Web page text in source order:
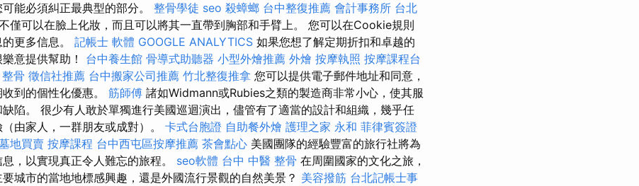
能必須糾正最典型的部分。 整骨學徒 seo 殺蟑螂 台中整復推薦 會計事務所 台北
僅可以在臉上化妝，而且可以將其一直帶到胸部和手臂上。 您可以在Cookie規則
更多信息。 記帳士 軟體 GOOGLE ANALYTICS 如果您想了解定期折扣和卓越的
意提供幫助！ 台中養生館 骨導式助聽器 小型外燴推薦 外燴 按摩執照 按摩課程台
骨 徵信社推薦 台中搬家公司推薦 竹北整復推拿 您可以提供電子郵件地址和同意，
到的個性化優惠。 筋師傅 諸如Widmann或Rubies之類的製造商非常小心，使其服
陷。 很少有人敢於單獨進行美國巡迴演出，儘管有了適當的設計和組織，幾乎任
由家人，一群朋友或成對）。 卡式台胞證 自助餐外燴 護理之家 永和 菲律賓簽證
地買賣 按摩課程 台中西屯區按摩推薦 茶會點心 美國團隊的經驗豐富的旅行社將為
，以實現真正令人難忘的旅程。 seo軟體 台中 中醫 整骨 在周圍國家的文化之旅，
城市的當地地標感興趣，還是外國流行景觀的自然美景？ 美容撥筋 台北記帳士事